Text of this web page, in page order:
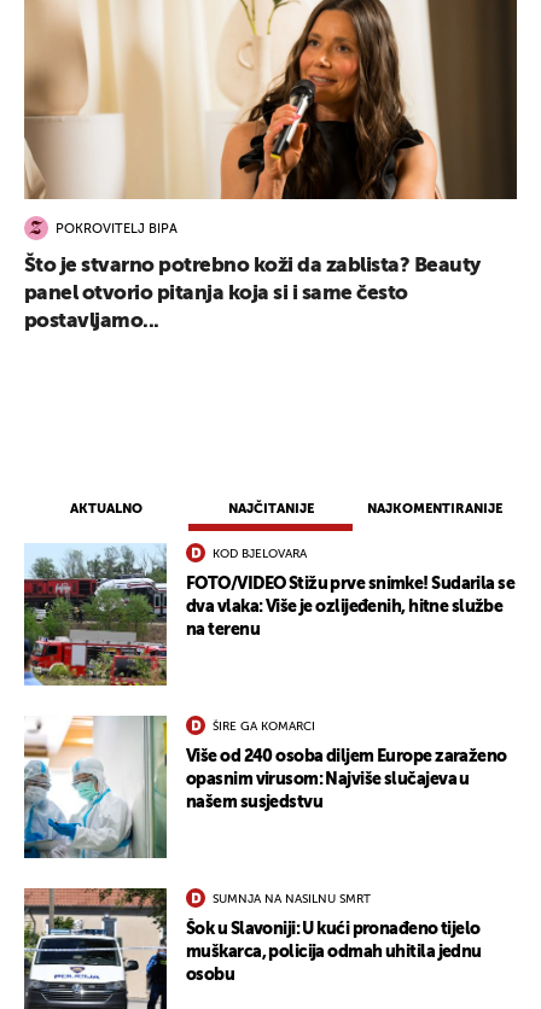
AKTUALNO NAJČITANIJE NAJKOMENTIRANIJE
KOD BJELOVARA
FOTO/VIDEO Stižu prve snimke! Sudarila se
dva vlaka: Više je ozlijeđenih, hitne službe
na terenu
ŠIRE GA KOMARCI
Više od 240 osoba diljem Europe zaraženo
opasnim virusom: Najviše slučajeva u
našem susjedstvu
SUMNJA NA NASILNU SMRT
Šok u Slavoniji: U kući pronađeno tijelo
muškarca, policija odmah uhitila jednu
osobu
POKROVITELJ BIPA
Što je stvarno potrebno koži da zablista? Beauty
panel otvorio pitanja koja si i same često
postavljamo...